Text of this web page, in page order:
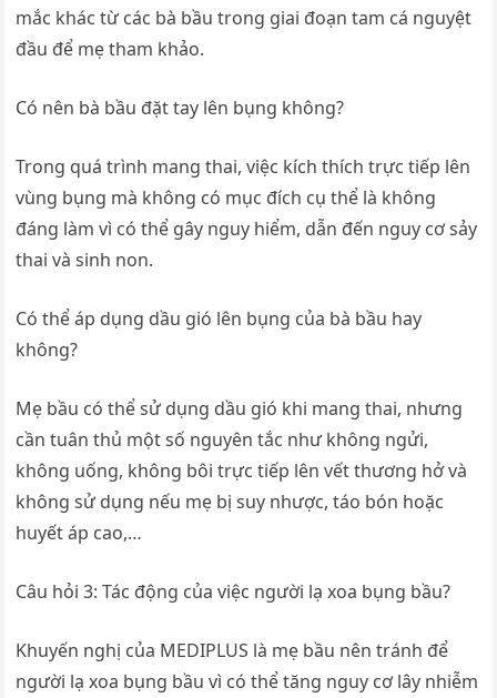
mắc khác từ các bà bầu trong giai đoạn tam cá nguyệt
đầu để mẹ tham khảo.
Có nên bà bầu đặt tay lên bụng không?
Trong quá trình mang thai, việc kích thích trực tiếp lên
vùng bụng mà không có mục đích cụ thể là không
đáng làm vì có thể gây nguy hiểm, dẫn đến nguy cơ sảy
thai và sinh non.
Có thể áp dụng dầu gió lên bụng của bà bầu hay
không?
Mẹ bầu có thể sử dụng dầu gió khi mang thai, nhưng
cần tuân thủ một số nguyên tắc như không ngửi,
không uống, không bôi trực tiếp lên vết thương hở và
không sử dụng nếu mẹ bị suy nhược, táo bón hoặc
huyết áp cao,…
Câu hỏi 3: Tác động của việc người lạ xoa bụng bầu?
Khuyến nghị của MEDIPLUS là mẹ bầu nên tránh để
người lạ xoa bụng bầu vì có thể tăng nguy cơ lây nhiễm